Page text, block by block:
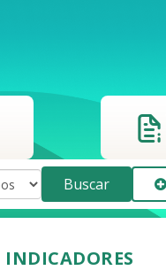
Buscar
INDICADORES